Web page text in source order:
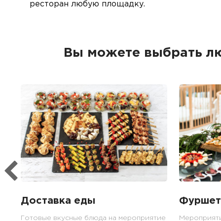
ресторан любую площадку.
Вы можете выбрать
Доставка еды
Готовые вкусные блюда на мероприятие
Фуршет